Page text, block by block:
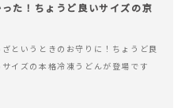
た！ちょうど良いサイズの京
ざというときのお守りに！ちょうど良
サイズの本格冷凍うどんが登場です